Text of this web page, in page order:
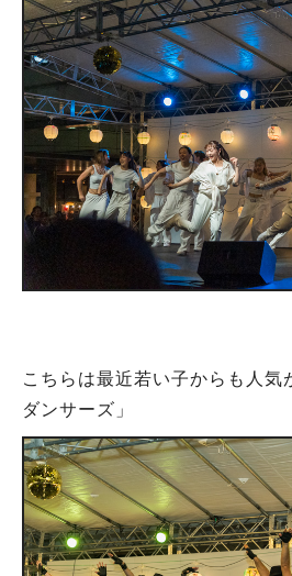
こちらは最近若い子からも人気
ダンサーズ」